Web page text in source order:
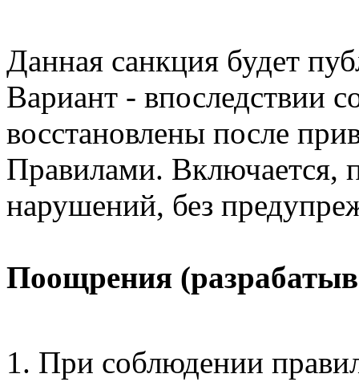
Данная санкция будет
Вариант - впоследствии
восстановлены после
Правилами. Включается,
нарушений, без
Поощрения
При соблюдении